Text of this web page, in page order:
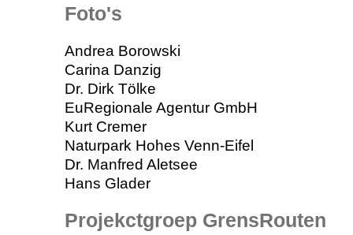
Foto's
Andrea Borowski
Carina Danzig
Dr. Dirk Tölke
EuRegionale Agentur GmbH
Kurt Cremer
Naturpark Hohes Venn-Eifel
Dr. Manfred Aletsee
Hans Glader
Projekctgroep GrensRouten